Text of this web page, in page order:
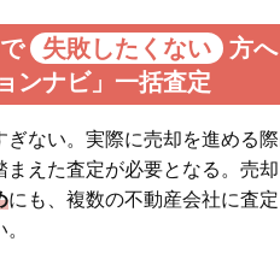
失敗したくない
方へ
ンナビ」一括査定
ない。実際に売却を進める
えた査定が必要となる。売
にも、複数の不動産会社に査